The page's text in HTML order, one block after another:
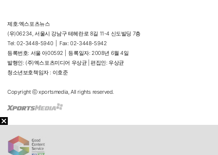
제호:엑스포츠뉴스
(우)06234, 서울시 강남구 테헤란로 8길 11-4 신도빌딩 7층
Tel: 02-3448-5940 |
Fax: 02-3448-5942
등록번호: 서울 아00592 |
등록일자: 2008년 6월 4일
발행인: (주)엑스포츠미디어 우상균 | 편집인: 우상균
청소년보호책임자 : 이호준
Copyright ⓒ xportsmedia, All rights reserved.